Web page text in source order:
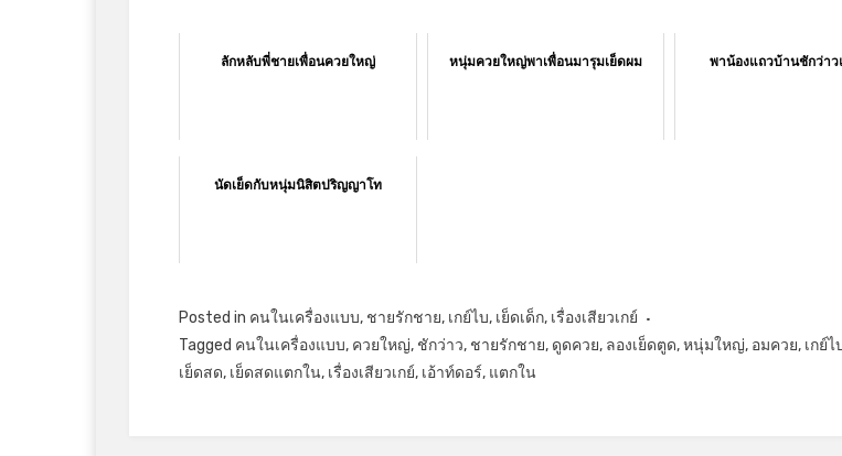
ลักหลับพี่ชายเพื่อนควยใหญ่ หนุ่มควยใหญ่พาเพื่อนมารุมเย็ดผม พาน้องแถวบ้านชักว่าว
นัดเย็ดกับหนุ่มนิสิตปริญญาโท
Posted in คนในเครื่องแบบ, ชายรักชาย, เกย์ไบ, เย็ดเด็ก, เรื่องเสียวเกย์
Tagged คนในเครื่องแบบ, ควยใหญ่, ชักว่าว, ชายรักชาย, ดูดควย, ลองเย็ดตูด,หนุ่มใหญ่, อมควย, เกย์ไ
เย็ดสด, เย็ดสดแตกใน, เรื่องเสียวเกย์, เอ้าท์ดอร์, แตกใน